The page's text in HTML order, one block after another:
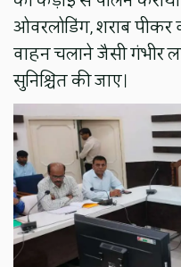
ओवरलोडिंग, शराब
वाहन चलाने जैसी गंभीर
सुनिश्चित की जाए।